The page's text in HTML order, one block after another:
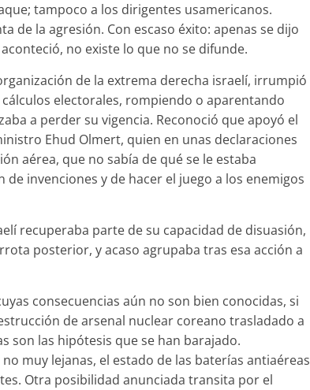
tampoco a los dirigentes usamericanos.
de la agresión. Con escaso éxito: apenas se dijo
no existe lo que no se difunde.
de la extrema derecha israelí, irrumpió
electorales, rompiendo o aparentando
a perder su vigencia. Reconoció que apoyó el
Ehud Olmert, quien en unas declaraciones
aérea, que no sabía de qué se le estaba
invenciones y de hacer el juego a los enemigos
recuperaba parte de su capacidad de disuasión,
posterior, y acaso agrupaba tras esa acción a
consecuencias aún no son bien conocidas, si
de arsenal nuclear coreano trasladado a
son las hipótesis que se han barajado.
muy lejanas, el estado de las baterías antiaéreas
Otra posibilidad anunciada transita por el